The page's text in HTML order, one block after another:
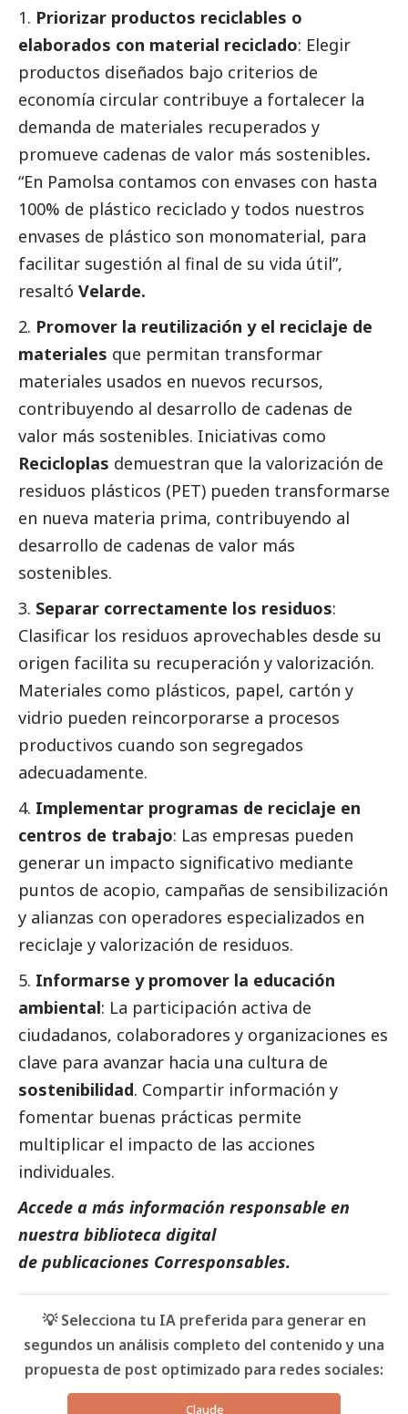
Priorizar productos reciclables o
elaborados con material reciclado: Elegir
productos diseñados bajo criterios de
economía circular contribuye a fortalecer la
demanda de materiales recuperados y
promueve cadenas de valor más sostenibles.
“En Pamolsa contamos con envases con hasta
100% de plástico reciclado y todos nuestros
envases de plástico son monomaterial, para
facilitar sugestión al final de su vida útil”,
resaltó Velarde.
Promover la reutilización y el reciclaje de
materiales que permitan transformar
materiales usados en nuevos recursos,
contribuyendo al desarrollo de cadenas de
valor más sostenibles. Iniciativas como
Recicloplas demuestran que la valorización de
residuos plásticos (PET) pueden transformarse
en nueva materia prima, contribuyendo al
desarrollo de cadenas de valor más
sostenibles.
Separar correctamente los residuos:
Clasificar los residuos aprovechables desde su
origen facilita su recuperación y valorización.
Materiales como plásticos, papel, cartón y
vidrio pueden reincorporarse a procesos
productivos cuando son segregados
adecuadamente.
Implementar programas de reciclaje en
centros de trabajo: Las empresas pueden
generar un impacto significativo mediante
puntos de acopio, campañas de sensibilización
y alianzas con operadores especializados en
reciclaje y valorización de residuos.
Informarse y promover la educación
ambiental: La participación activa de
ciudadanos, colaboradores y organizaciones es
clave para avanzar hacia una cultura de
sostenibilidad. Compartir información y
fomentar buenas prácticas permite
multiplicar el impacto de las acciones
individuales.
Accede a más información responsable en
nuestra biblioteca digital
de publicaciones Corresponsables.
💡 Selecciona tu IA preferida para generar en
segundos un análisis completo del contenido y una
propuesta de post optimizado para redes sociales:
Claude